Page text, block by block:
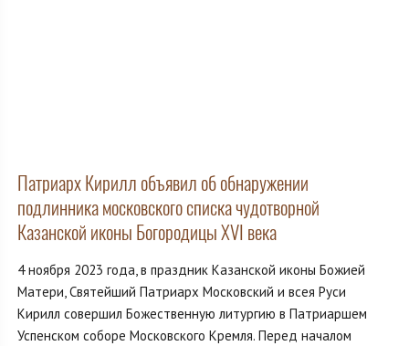
Патриарх Кирилл объявил об обнаружении
подлинника московского списка чудотворной
Казанской иконы Богородицы XVI века
4 ноября 2023 года, в праздник Казанской иконы Божией
Матери, Святейший Патриарх Московский и всея Руси
Кирилл совершил Божественную литургию в Патриаршем
Успенском соборе Московского Кремля. Перед началом